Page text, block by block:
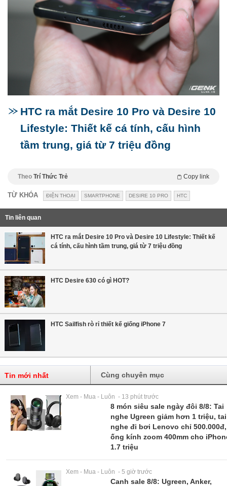
HTC ra mắt Desire 10 Pro và Desire 10
Lifestyle: Thiết kế cá tính, cấu hình
tầm trung, giá từ 7 triệu đồng
Theo Trí Thức Trẻ Copy link
TỪ KHÓA ĐIỆN THOẠI SMARTPHONE DESIRE 10 PRO HTC
Tin liên quan
HTC ra mắt Desire 10 Pro và Desire 10 Lifestyle: Thiết kế
cá tính, cấu hình tầm trung, giá từ 7 triệu đồng
HTC Desire 630 có gì HOT?
HTC Sailfish rò rỉ thiết kế giống iPhone 7
Tin mới nhất Cùng chuyên mục
Xem - Mua - Luôn - 13 phút trước
8 món siêu sale ngày đôi 8/8: Tai
nghe Ugreen giảm hơn 1 triệu, tai
nghe đi bơi Lenovo chỉ 500.000đ,
ống kính zoom 400mm cho
1.7 triệu
Xem - Mua - Luôn - 5 giờ trước
Canh sale 8/8: Ugreen, Anker,